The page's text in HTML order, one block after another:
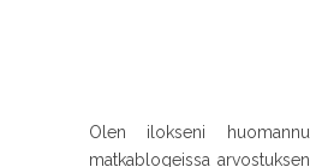
Olen ilokseni
matkablogeissa